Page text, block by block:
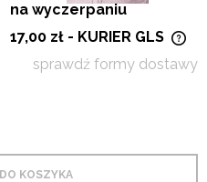
na wyczerpaniu
17,00 zł - KURIER GLS
sprawdź formy dostawy
DO KOSZYKA